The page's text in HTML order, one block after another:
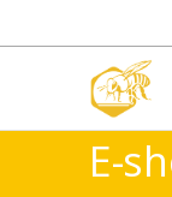
E-